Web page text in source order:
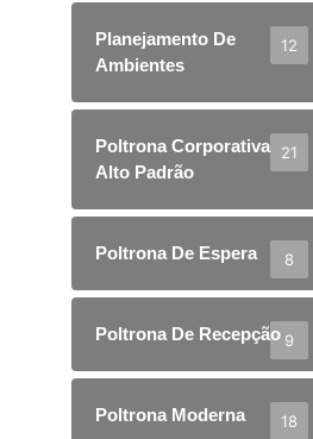
Planejamento De
Ambientes
12
Poltrona Corporativa
Alto Padrão
21
Poltrona De Espera 8
Poltrona De Recepção 9
Poltrona Moderna 18